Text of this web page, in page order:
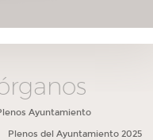
Ayuntamiento
Plenos del Ayuntamiento 2025